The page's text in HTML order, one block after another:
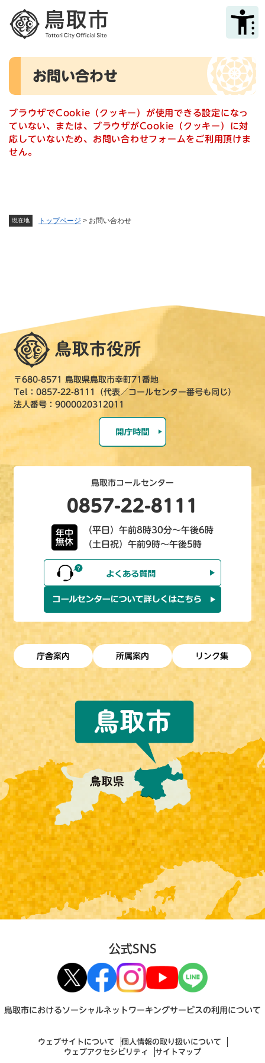
メニューを飛ばして本文へ
現在地 トップページ > お問い合わせ
本
お問い合わせ
ブラウザでCookie（クッキー）が使用できる設定になっ
ていない、または、ブラウザがCookie（クッキー）に対
応していないため、お問い合わせフォームをご利用頂けま
せん。
〒680-8571 鳥取県鳥取市幸町71番地
Tel：0857-22-8111（代表／コールセンター番号も同じ）
法人番号：9000020312011
鳥取市コールセンター
0857-22-8111
年中
無休
（平日）午前8時30分～午後6時
（土日祝）午前9時～午後5時
庁舎案内 所属案内 リンク集
公式SNS
鳥取市におけるソーシャルネットワーキングサービスの利用について
ウェブサイトについて
個人情報の取り扱いについて
ウェブアクセシビリティ
サイトマップ